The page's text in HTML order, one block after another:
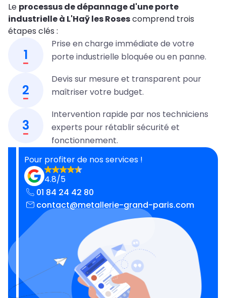
Le processus de dépannage d'une porte
industrielle à L'Haÿ les Rosescomprend trois
étapes clés :
1
Prise en charge immédiate de votre
porte industrielle bloquée ou en panne.
2
Devis sur mesure et transparent pour
maîtriser votre budget.
3
Intervention rapide par nos techniciens
experts pour rétablir sécurité et
fonctionnement.
Pour profiter de nos services !
4.8/5
01 84 24 42 80
contact@metallerie-grand-paris.com